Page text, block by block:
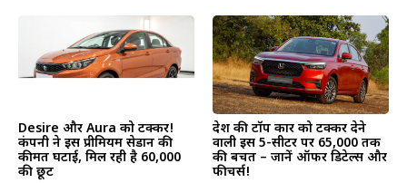
Desire और Aura को टक्कर!
कंपनी ने इस प्रीमियम सेडान की
कीमत घटाई, मिल रही है ₹60,000
की छूट
देश की टॉप कार को टक्कर देने
वाली इस 5-सीटर पर ₹65,000 तक
की बचत – जानें ऑफर डिटेल्स और
फीचर्स!